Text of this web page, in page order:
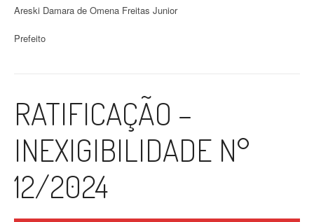
Areski Damara de Omena Freitas Junior
Prefeito
RATIFICAÇÃO –
INEXIGIBILIDADE N°
12/2024